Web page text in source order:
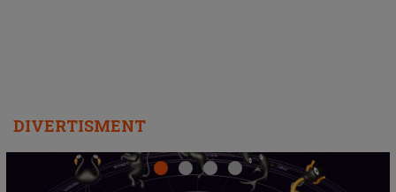
DIVERTISMENT